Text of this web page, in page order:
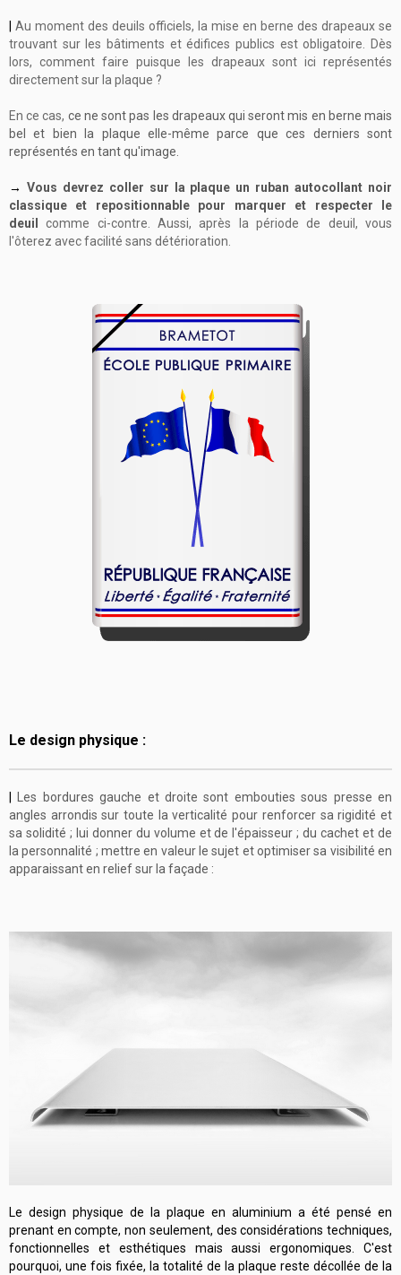
Au moment des deuils officiels, l a mise en berne des drapeaux se
trouvant sur les bâtiments et édifices publics est obligatoire. Dès
lors, comment faire puisque les drapeaux sont ici représentés
directement sur la plaque ?
En ce cas, ce ne sont pas les drapeaux qui seront mis en berne mais
bel et bien la plaque elle-même parce que ces derniers sont
représentés en tant qu'image.
→ Vous devrez coller sur la plaque un ruban autocollant noir
classique et repositionnable pour marquer et respecter le
deuilcomme ci-contre. Aussi, après la période de deuil, vous
l'ôterez avec facilité sans détérioration.
Le design physique :
Les bordures gauche et droite sont embouties sous presse en
angles arrondis sur toute la verticalité pour renforcer sa rigidité et
sa solidité ; lui donner du volume et de l'épaisseur ; du cachet et de
la personnalité ; mettre en valeur le sujet et optimiser sa visibilité en
apparaissant en relief sur la façade :
Le design physique de la plaque en aluminium a été pensé en
prenant en compte, non seulement, des considérations techniques,
fonctionnelles et esthétiques mais aussi ergonomiques. C'est
pourquoi, une fois fixée, la totalité de la plaque reste décollée de la